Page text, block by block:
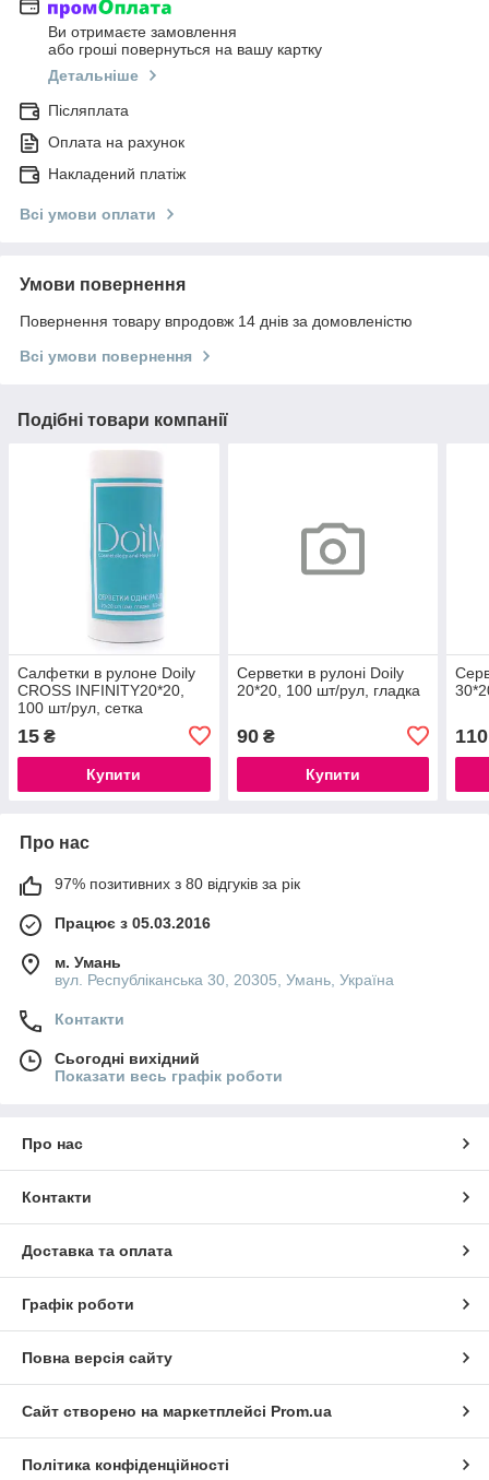
Ви отримаєте замовлення
або гроші повернуться на вашу картку
Детальніше
Післяплата
Оплата на рахунок
Накладений платіж
Всі умови оплати
Умови повернення
Повернення товару впродовж 14 днів за домовленістю
Всі умови повернення
Подібні товари компанії
Салфетки в рулоне Doily
CROSS INFINITY20*20,
100 шт/рул, сетка
15 ₴
Купити
Серветки в рулоні Doily
20*20, 100 шт/рул, гладка
90₴
Купити
110
Про нас
97% позитивних з 80 відгуків за рік
Працює з 05.03.2016
м. Умань
вул. Республіканська 30, 20305, Умань, Україна
Контакти
Сьогодні вихідний
Показати весь графік роботи
Про нас
Контакти
Доставка та оплата
Графік роботи
Повна версія сайту
Сайт створено на маркетплейсі Prom.ua
Політика конфіденційності